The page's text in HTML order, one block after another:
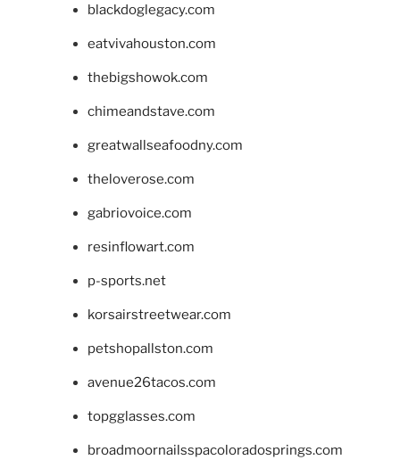
blackdoglegacy.com
eatvivahouston.com
thebigshowok.com
chimeandstave.com
greatwallseafoodny.com
theloverose.com
gabriovoice.com
resinflowart.com
p-sports.net
korsairstreetwear.com
petshopallston.com
avenue26tacos.com
topgglasses.com
broadmoornailsspacoloradosprings.com